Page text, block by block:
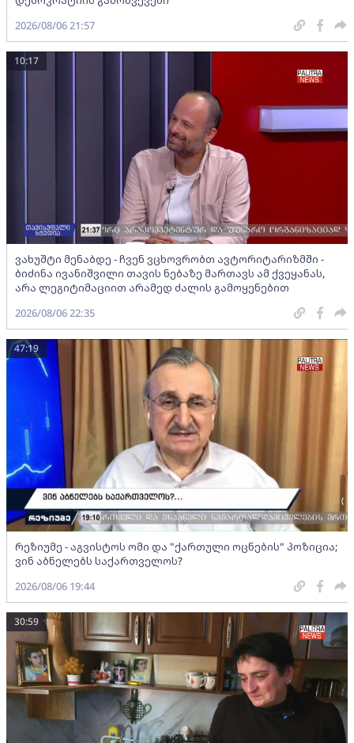
2026/08/06 21:57
ვახუშტი მენაბდე - ჩვენ ვცხოვრობთ ავტორიტარიზმში -
ბიძინა ივანიშვილი თავის ნებაზე მართავს ამ ქვეყანას,
არა ლეგიტიმაციით არამედ ძალის გამოყენებით
10:17
2026/08/06 22:35
რეზიუმე - აგვისტოს ომი და "ქართული ოცნების" პოზიცია;
ვინ აბნელებს საქართველოს?
47:19
2026/08/06 19:44
30:59